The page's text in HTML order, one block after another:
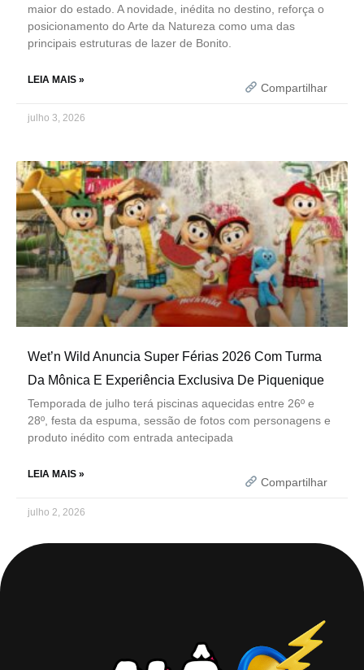
maior do estado. A novidade, inédita no destino, reforça o
posicionamento do Arte da Natureza como uma das
principais estruturas de lazer de Bonito.
LEIA MAIS »
Compartilhar
julho 3, 2026
Wet’n Wild Anuncia Super Férias 2026 Com Turma
Da Mônica E Experiência Exclusiva De Piquenique
Temporada de julho terá piscinas aquecidas entre 26º e
28º, festa da espuma, sessão de fotos com personagens e
produto inédito com entrada antecipada
LEIA MAIS »
Compartilhar
julho 2, 2026